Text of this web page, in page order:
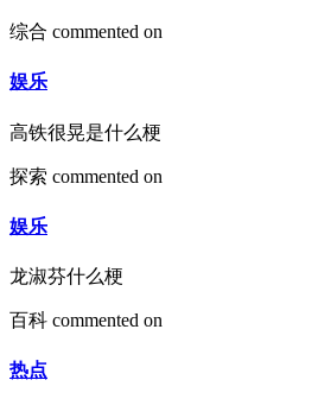
综合 commented on
娱乐
高铁很晃是什么梗
探索 commented on
娱乐
龙淑芬什么梗
百科 commented on
热点